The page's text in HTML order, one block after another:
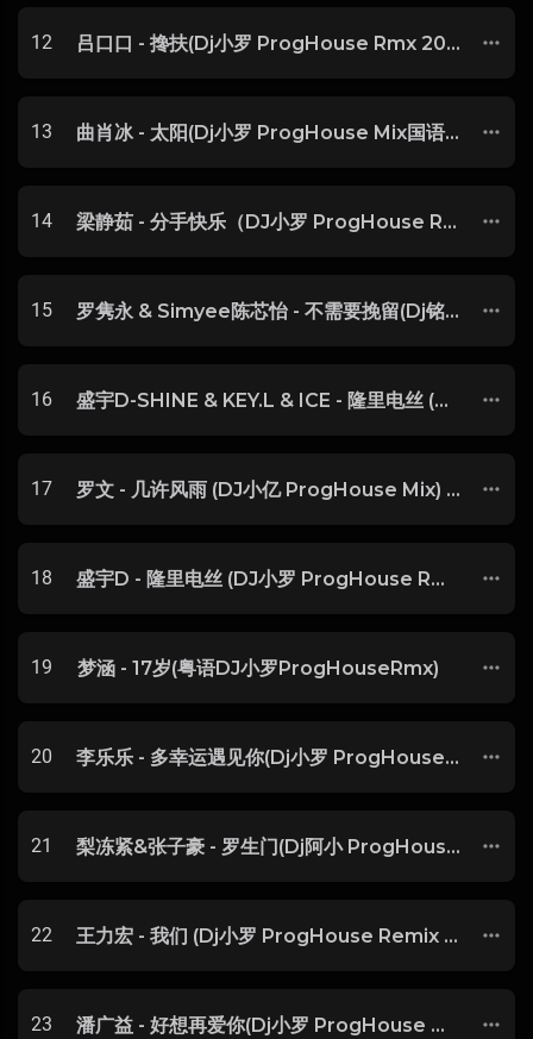
12 吕口口 - 搀扶(Dj小罗 ProgHouse Rmx 2025)
13 曲肖冰 - 太阳(Dj小罗 ProgHouse Mix国语女)
14 梁静茹 - 分手快乐（DJ小罗 ProgHouse Rmx 2021）v2
15 罗隽永 & Simyee陈芯怡 - 不需要挽留(Dj铭仔 ProgHouse Rmx 2023)
16 盛宇D-SHINE & KEY.L & ICE - 隆里电丝 (Dj小罗 ProgHouse Mix)
17 罗文 - 几许风雨 (DJ小亿 ProgHouse Mix) 粤语-玖零DJ整理♪♫
18 盛宇D - 隆里电丝 (DJ小罗 ProgHouse Rmx 2022)
19 梦涵 - 17岁(粤语DJ小罗ProgHouseRmx)
20 李乐乐 - 多幸运遇见你(Dj小罗 ProgHouse Rmx 2023)-博汇DJ整理♪♫
21 梨冻紧&张子豪 - 罗生门(Dj阿小 ProgHouse Mix)
22 王力宏 - 我们 (Dj小罗 ProgHouse Remix 2024)
23 潘广益 - 好想再爱你(Dj小罗 ProgHouse Mix)-玖零DJ整理♪♫